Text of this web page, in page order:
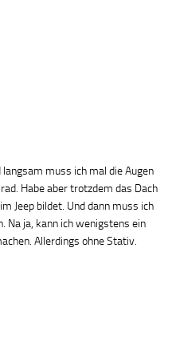
muss ich mal die Augen
Habe aber trotzdem das Dach
Jeep bildet. Und dann muss ich
Na ja, kann ich wenigstens ein
Allerdings ohne Stativ.